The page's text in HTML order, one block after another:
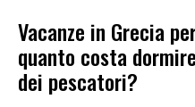
Vacanze in Grecia
quanto costa
dei pescatori?